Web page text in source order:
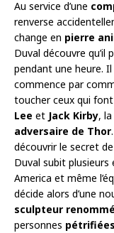
Au service d’une
renverse
change en pierre
Duval découvre qu’il
pendant une heure.
commence par
toucher ceux qui
Lee et Jack Kirby,
adversaire de Thor
découvrir le secret
Duval subit
America et même
décide alors d’une
sculpteur renommé
personnes pétrifiées